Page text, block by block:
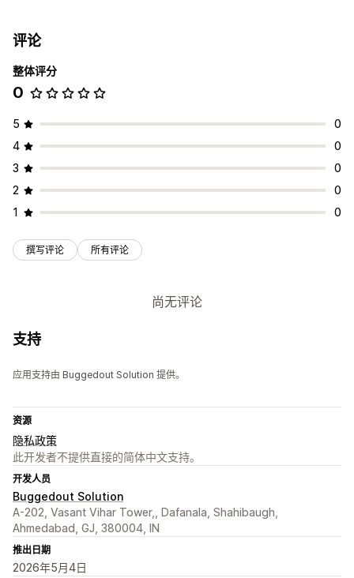
批量上传
评论
整体评分
0
5
0
4
0
3
0
2
0
1
0
撰写评论 所有评论
尚无评论
支持
应用支持由 Buggedout Solution 提供。
资源
隐私政策
此开发者不提供直接的简体中文支持。
开发人员
Buggedout Solution
A-202, Vasant Vihar Tower,, Dafanala, Shahibaugh,
Ahmedabad, GJ, 380004, IN
推出日期
2026年5月4日